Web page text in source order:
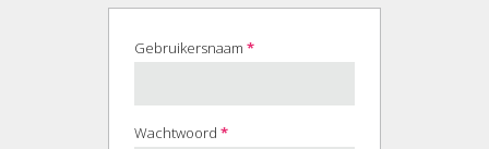
Gebruikersnaam *Vereist
Wachtwoord *Vereist